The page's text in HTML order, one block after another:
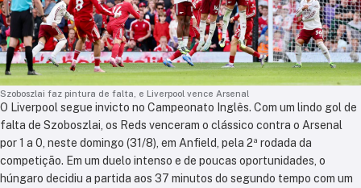
Szoboszlai faz pintura de falta, e Liverpool vence Arsenal
O Liverpool segue invicto no Campeonato Inglês. Com um lindo gol de
falta de Szoboszlai, os Reds venceram o clássico contra o Arsenal
por 1 a 0, neste domingo (31/8), em Anfield, pela 2ª rodada da
competição. Em um duelo intenso e de poucas oportunidades, o
húngaro decidiu a partida aos 37 minutos do segundo tempo com um